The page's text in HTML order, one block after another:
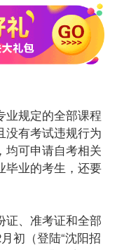
业规定的全部课程
没有考试违规行为
均可申请自考相关
毕业的考生，还要
证、准考证和全部
初（登陆“沈阳招